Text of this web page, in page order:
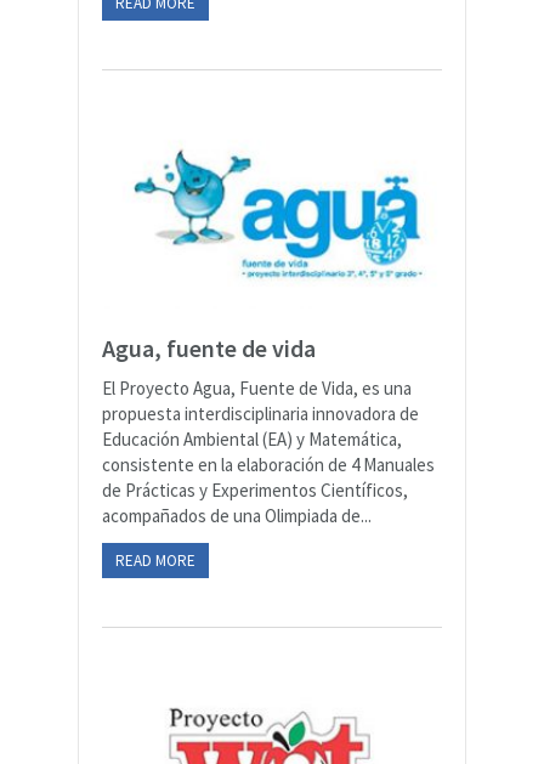
Agua, fuente de vida
El Proyecto Agua, Fuente de Vida, es una
propuesta interdisciplinaria innovadora de
Educación Ambiental (EA) y Matemática,
consistente en la elaboración de 4 Manuales
de Prácticas y Experimentos Científicos,
acompañados de una Olimpiada de...
READ MORE